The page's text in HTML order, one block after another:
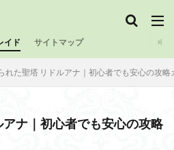
イド サイトマップ
れた聖塔 リドルアナ｜初心者でも安心の攻略
ナ｜初心者でも安心の攻略